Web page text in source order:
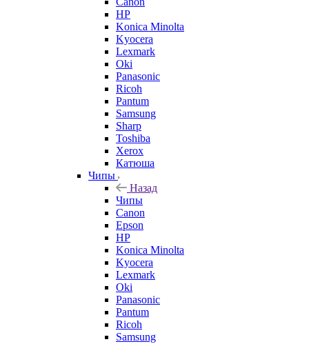
HP
Konica Minolta
Kyocera
Lexmark
Oki
Panasonic
Ricoh
Pantum
Samsung
Sharp
Toshiba
Xerox
Катюша
Чипы
Назад
Чипы
Canon
Epson
HP
Konica Minolta
Kyocera
Lexmark
Oki
Panasonic
Pantum
Ricoh
Samsung